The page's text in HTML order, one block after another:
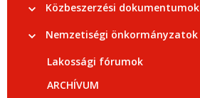
Közbeszerzési dokumentumok
Nemzetiségi önkormányzatok
Lakossági fórumok
ARCHÍVUM